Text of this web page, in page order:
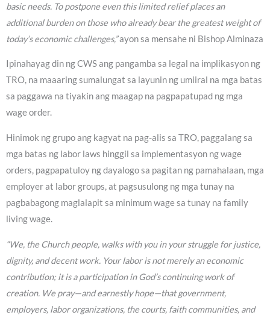
basic needs. To postpone even this limited relief places an
additional burden on those who already bear the greatest weight of
today’s economic challenges,”ayon sa mensahe ni Bishop Alminaza
Ipinahayag din ng CWS ang pangamba sa legal na implikasyon ng
TRO, na maaaring sumalungat sa layunin ng umiiral na mga batas
sa paggawa na tiyakin ang maagap na pagpapatupad ng mga
wage order.
Hinimok ng grupo ang kagyat na pag-alis sa TRO, paggalang sa
mga batas ng labor laws hinggil sa implementasyon ng wage
orders, pagpapatuloy ng dayalogo sa pagitan ng pamahalaan, mga
employer at labor groups, at pagsusulong ng mga tunay na
pagbabagong maglalapit sa minimum wage sa tunay na family
living wage.
“We, the Church people, walks with you in your struggle for justice,
dignity, and decent work. Your labor is not merely an economic
contribution; it is a participation in God’s continuing work of
creation. We pray—and earnestly hope—that government,
employers, labor organizations, the courts, faith communities, and